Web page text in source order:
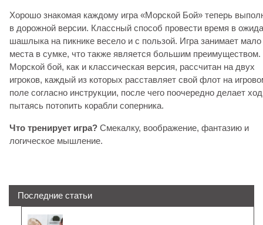
Хорошо знакомая каждому игра «Морской Бой» теперь
в дорожной версии. Классный способ провести время в
шашлыка на пикнике весело и с пользой. Игра занимает мало
места в сумке, что также является большим преимуществом.
Морской бой, как и классическая версия, рассчитан на двух
игроков, каждый из которых расставляет свой флот на
поле согласно инструкции, после чего поочередно делает
пытаясь потопить корабли соперника.
Что тренирует игра? Смекалку, воображение, фантазию и
логическое мышление.
Последние статьи